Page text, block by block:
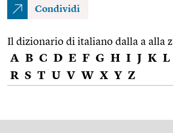
Condividi
Il dizionario di italiano dalla a alla z
A B C D E F G H I J K L
R S T U V W X Y Z